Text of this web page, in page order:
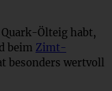
Ölteig habt,
beim Zimt-
besonders wertvoll